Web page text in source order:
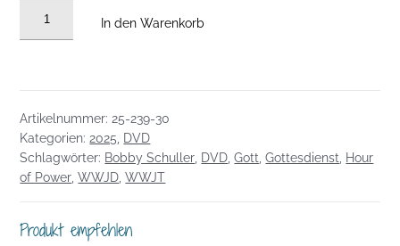
Gott
hat
die
besten
Menge
In den Warenkorb
Artikelnummer: 25-239-30
Kategorien: 2025
DVD
Schlagwörter: Bobby Schuller DVD ,Gott ,Gottesdienst
Hour
of Power ,WWJD ,WWJT
Produkt empfehlen